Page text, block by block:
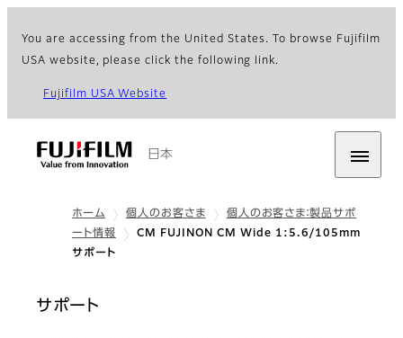
You are accessing from the United States. To browse Fujifilm
USA website, please click the following link.
Fujifilm USA Website
日本
ホーム 個人のお客さま
個人のお客さま：製品サポ
ート情報
CM FUJINON CM Wide 1:5.6/105mm
サポート
サポート